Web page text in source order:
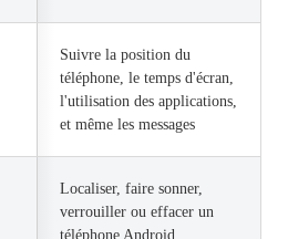
Suivre la position du
téléphone, le temps d'écran,
l'utilisation des applications,
et même les messages
Localiser, faire sonner,
verrouiller ou effacer un
téléphone Android